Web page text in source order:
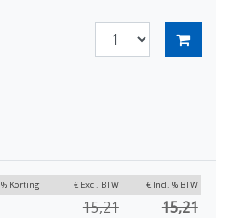
% Korting € Excl. BTW € Incl. % BTW
15,21 15,21